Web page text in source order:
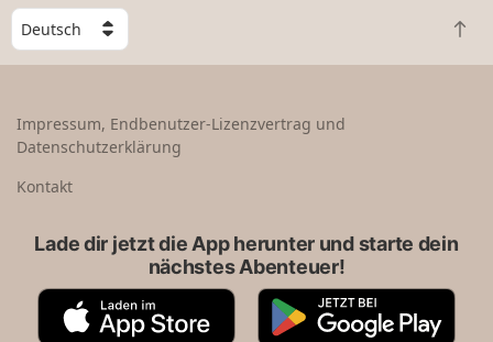
W
ä
h
e
n
Z
u
Impressum, Endbenutzer-Lizenzvertrag und
Datenschutzerklärung
Kontakt
Lade dir jetzt die App herunter und starte dein
nächstes Abenteuer!
A
G